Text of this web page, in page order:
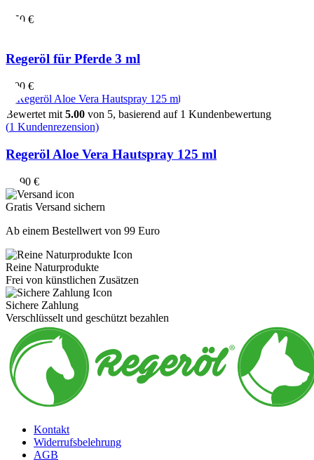
8,50 €
Regeröl für Pferde 3 ml
5,00 €
Bewertet mit 5.00 von 5, basierend auf 1 Kundenbewertung
(1 Kundenrezension)
Regeröl Aloe Vera Hautspray 125 ml
13,90 €
Gratis Versand sichern
Ab einem Bestellwert von 99 Euro
Reine Naturprodukte
Frei von künstlichen Zusätzen
Sichere Zahlung
Verschlüsselt und geschützt bezahlen
Kontakt
Widerrufsbelehrung
AGB